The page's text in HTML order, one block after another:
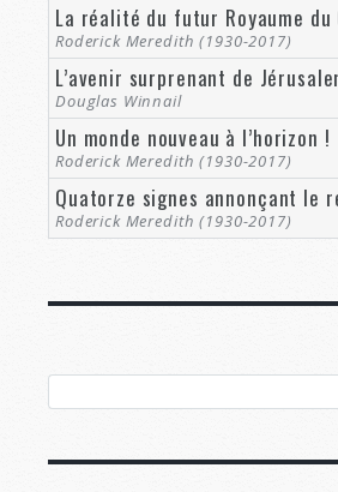
La réalité du futur Royaume du
Roderick Meredith (1930-2017)
L’avenir surprenant de
Douglas Winnail
Un monde nouveau à l’horizon !
Roderick Meredith (1930-2017)
Quatorze signes annonçant le
Roderick Meredith (1930-2017)